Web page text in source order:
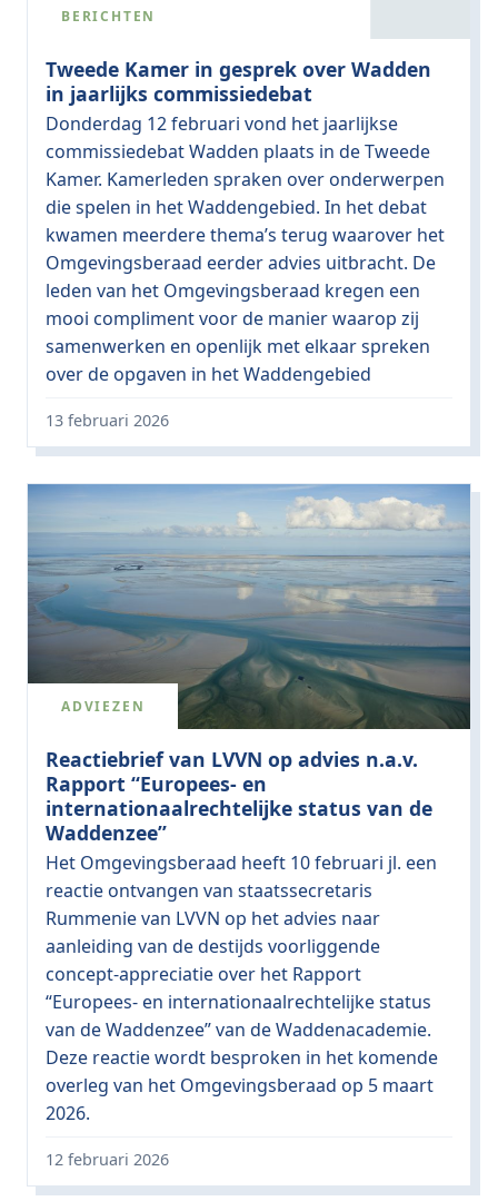
BERICHTEN
Tweede Kamer in gesprek over Wadden
in jaarlijks commissiedebat
Donderdag 12 februari vond het jaarlijkse
commissiedebat Wadden plaats in de Tweede
Kamer. Kamerleden spraken over onderwerpen
die spelen in het Waddengebied. In het debat
kwamen meerdere thema’s terug waarover het
Omgevingsberaad eerder advies uitbracht. De
leden van het Omgevingsberaad kregen een
mooi compliment voor de manier waarop zij
samenwerken en openlijk met elkaar spreken
over de opgaven in het Waddengebied
13 februari 2026
ADVIEZEN
Reactiebrief van LVVN op advies n.a.v.
Rapport “Europees- en
internationaalrechtelijke status van de
Waddenzee”
Het Omgevingsberaad heeft 10 februari jl. een
reactie ontvangen van staatssecretaris
Rummenie van LVVN op het advies naar
aanleiding van de destijds voorliggende
concept-appreciatie over het Rapport
“Europees- en internationaalrechtelijke status
van de Waddenzee” van de Waddenacademie.
Deze reactie wordt besproken in het komende
overleg van het Omgevingsberaad op 5 maart
2026.
12 februari 2026